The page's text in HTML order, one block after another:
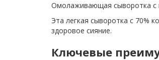
Омолаживающая сыворотка с
Эта легкая сыворотка с 70%
здоровое сияние.
Ключевые